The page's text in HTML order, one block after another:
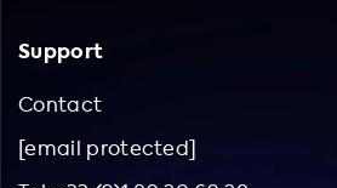
Support
Contact
[email protected]